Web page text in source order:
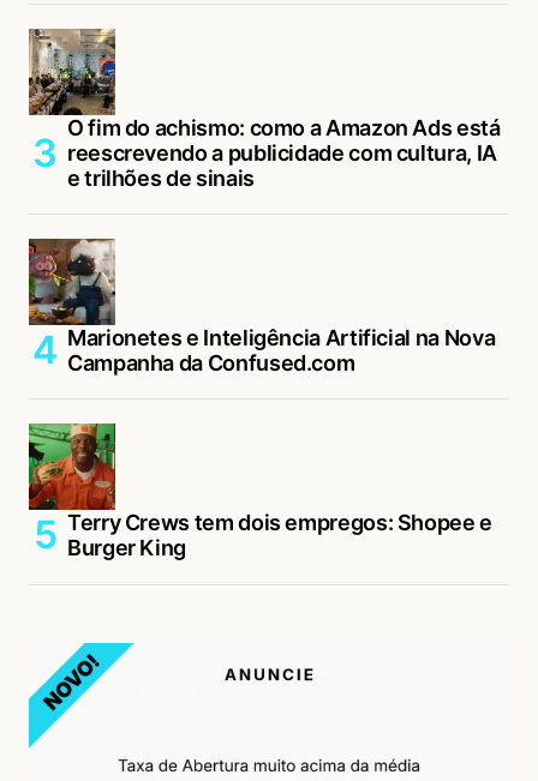
O fim do achismo: como a Amazon Ads está
reescrevendo a publicidade com cultura, IA
e trilhões de sinais
Marionetes e Inteligência Artificial na Nova
Campanha da Confused.com
Terry Crews tem dois empregos: Shopee e
Burger King